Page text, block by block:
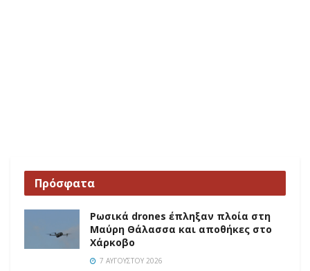
Πρόσφατα
Ρωσικά drones έπληξαν πλοία στη
Μαύρη Θάλασσα και αποθήκες στο
Χάρκοβο
7 ΑΥΓΟΎΣΤΟΥ 2026